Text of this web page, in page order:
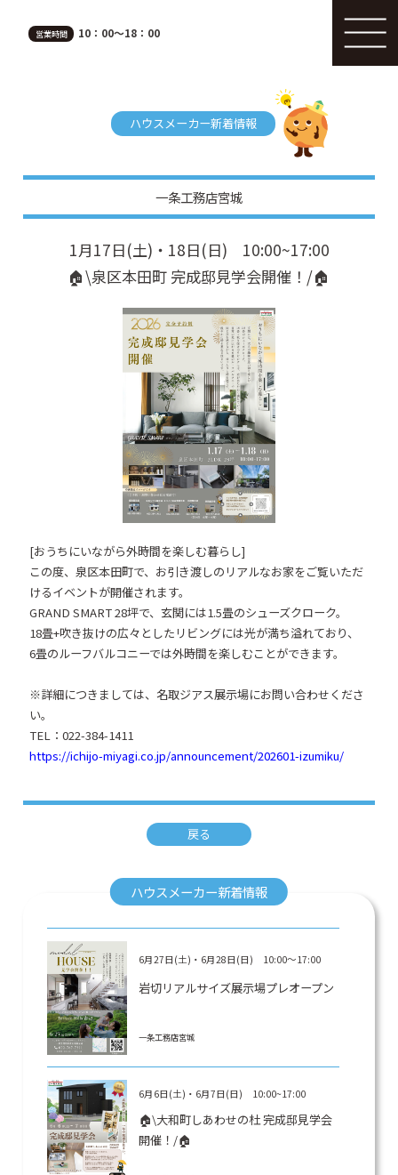
営業時間 10：00～18：00
ハウスメーカー新着情報
一条工務店宮城
1月17日(土)・18日(日) 10:00~17:00
🏠\泉区本田町 完成邸見学会開催！/🏠
[おうちにいながら外時間を楽しむ暮らし]
この度、泉区本田町で、お引き渡しのリアルなお家をご覧いただ
けるイベントが開催されます。
GRAND SMART 28坪で、玄関には1.5畳のシューズクローク。
18畳+吹き抜けの広々としたリビングには光が満ち溢れており、
6畳のルーフバルコニーでは外時間を楽しむことができます。
※詳細につきましては、名取ジアス展示場にお問い合わせくださ
い。
TEL：022-384-1411
https://ichijo-miyagi.co.jp/announcement/202601-izumiku/
戻る
ハウスメーカー新着情報
6月27日(土)・6月28日(日) 10:00～17:00
岩切リアルサイズ展示場プレオープン
一条工務店宮城
6月6日(土)・6月7日(日) 10:00~17:00
🏠\大和町しあわせの杜 完成邸見学会
開催！/🏠